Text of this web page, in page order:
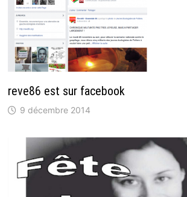
reve86 est sur facebook
9 décembre 2014